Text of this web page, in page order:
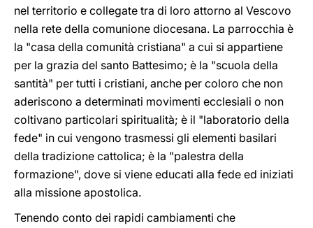
nel territorio e collegate tra di loro attorno al Vescovo
nella rete della comunione diocesana. La parrocchia è
la "casa della comunità cristiana" a cui si appartiene
per la grazia del santo Battesimo; è la "scuola della
santità" per tutti i cristiani, anche per coloro che non
aderiscono a determinati movimenti ecclesiali o non
coltivano particolari spiritualità; è il "laboratorio della
fede" in cui vengono trasmessi gli elementi basilari
della tradizione cattolica; è la "palestra della
formazione", dove si viene educati alla fede ed iniziati
alla missione apostolica.
Tenendo conto dei rapidi cambiamenti che